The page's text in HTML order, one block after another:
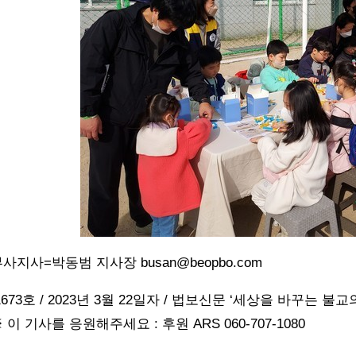
사지사=박동범 지사장 busan@beopbo.com
호 / 2023년 3월 22일자 / 법보신문 ‘세상을 바꾸는 불교
이 기사를 응원해주세요 : 후원 ARS 060-707-1080